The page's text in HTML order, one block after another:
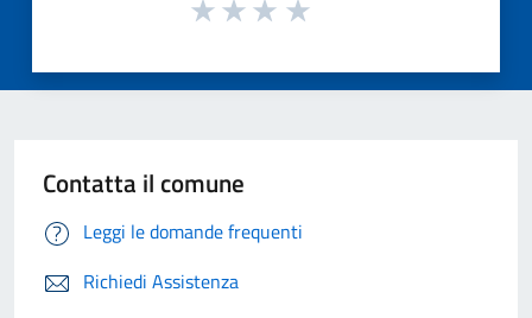
Contatta il comune
Leggi le domande frequenti
Richiedi Assistenza